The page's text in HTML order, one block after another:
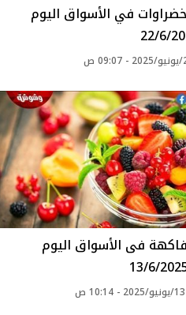
أسعار الخضراوات في الأسواق‎‎ اليوم
أسعار الفاكهة فى الأسواق‎‎ اليوم